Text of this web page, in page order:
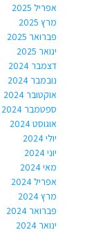
אפריל 2025
מרץ 2025
פברואר 2025
ינואר 2025
דצמבר 2024
נובמבר 2024
אוקטובר 2024
ספטמבר 2024
אוגוסט 2024
יולי 2024
יוני 2024
מאי 2024
אפריל 2024
מרץ 2024
פברואר 2024
ינואר 2024